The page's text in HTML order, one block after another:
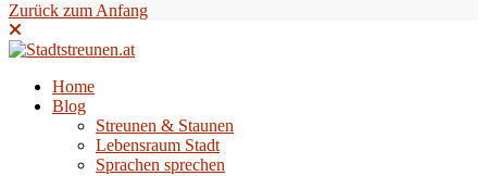
l
e
Zurück zum Anfang
Home
Blog
Streunen & Staunen
Lebensraum Stadt
Sprachen sprechen